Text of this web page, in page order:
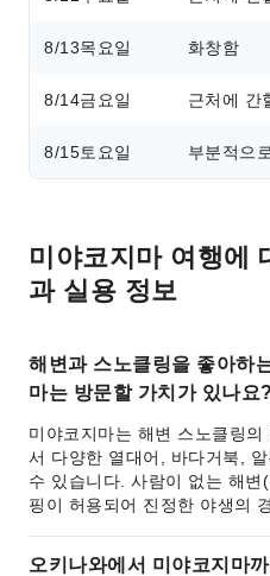
8/13목요일 화창함
8/14금요일 근처에 간
8/15토요일 부분적으
미야코지마 여행에
과 실용 정보
해변과 스노클링을 좋아하
마는 방문할 가치가 있나요?
미야코지마는 해변 스노클링
서 다양한 열대어, 바다거북,
수 있습니다. 사람이 없는 해
핑이 허용되어 진정한 야생의
오키나와에서 미야코지마